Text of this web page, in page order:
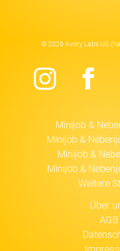
© 2026 Avory Labs UG
Minijob &
Minijob &
Minijob &
Minijob &
Weitere
Über
AGB